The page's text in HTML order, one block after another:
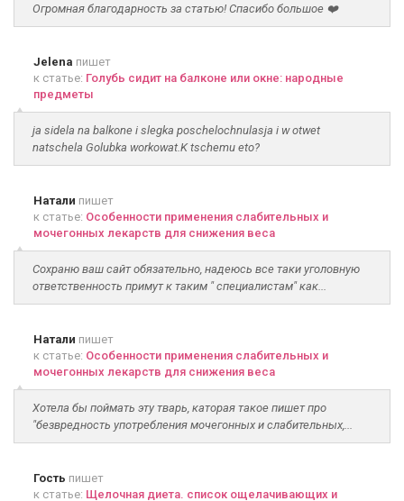
Огромная благодарность за статью! Спасибо большое ❤️
Jelena пишет
к статье: Голубь сидит на балконе или окне: народные
предметы
ja sidela na balkone i slegka poschelochnulasja i w otwet
natschela Golubka workowat.K tschemu eto?
Натали пишет
к статье: Особенности применения слабительных и
мочегонных лекарств для снижения веса
Сохраню ваш сайт обязательно, надеюсь все таки уголовную
ответственность примут к таким " специалистам" как...
Натали пишет
к статье: Особенности применения слабительных и
мочегонных лекарств для снижения веса
Хотела бы поймать эту тварь, каторая такое пишет про
"безвредность употребления мочегонных и слабительных,...
Гость пишет
к статье: Щелочная диета. список ощелачивающих и